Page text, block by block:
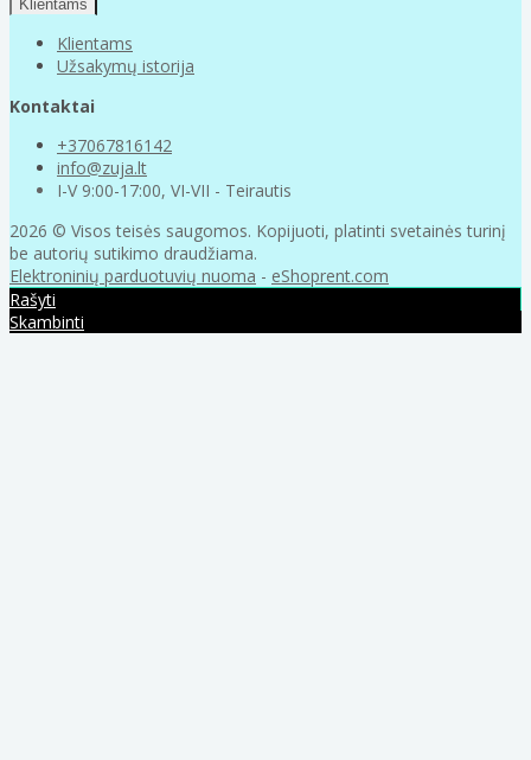
Klientams
Klientams
Užsakymų istorija
Kontaktai
+37067816142
info@zuja.lt
I-V 9:00-17:00, VI-VII - Teirautis
2026 © Visos teisės saugomos. Kopijuoti, platinti svetainės turinį
be autorių sutikimo draudžiama.
Elektroninių parduotuvių nuoma - eShoprent.com
Rašyti
Skambinti